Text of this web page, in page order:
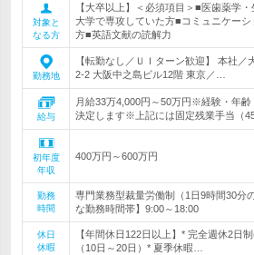
対象と
なる方
【大卒以上】＜必須項目＞■医歯薬学
大学で専攻していた方■コミュニケー
方■英語文献の読解力
勤務地
【転勤なし／ＵＩターン歓迎】 本社
2-2 大阪中之島ビル12階 東京／…
給与
月給33万4,000円～50万円※経験・年
決定します※上記には固定残業手当（
初年度
年収
400万円～600万円
勤務
時間
専門業務型裁量労働制（1日9時間30分
な勤務時間帯】9:00～18:00
休日
休暇
【年間休日122日以上】* 完全週休2日
（10日～20日）* 夏季休暇…